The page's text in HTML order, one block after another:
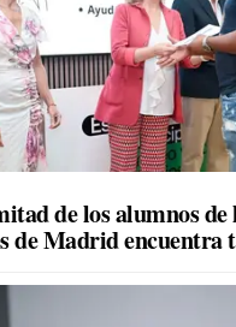
de los alumnos de
de Madrid encuentra